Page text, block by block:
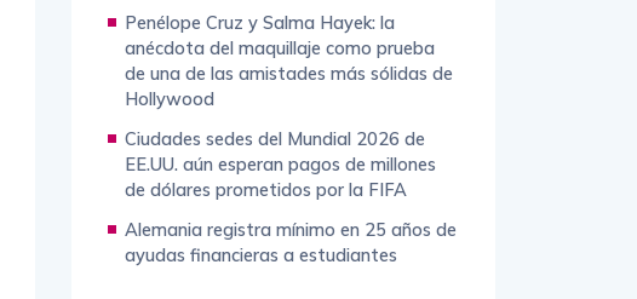
Penélope Cruz y Salma Hayek: la
anécdota del maquillaje como prueba
de una de las amistades más sólidas de
Hollywood
Ciudades sedes del Mundial 2026 de
EE.UU. aún esperan pagos de millones
de dólares prometidos por la FIFA
Alemania registra mínimo en 25 años de
ayudas financieras a estudiantes